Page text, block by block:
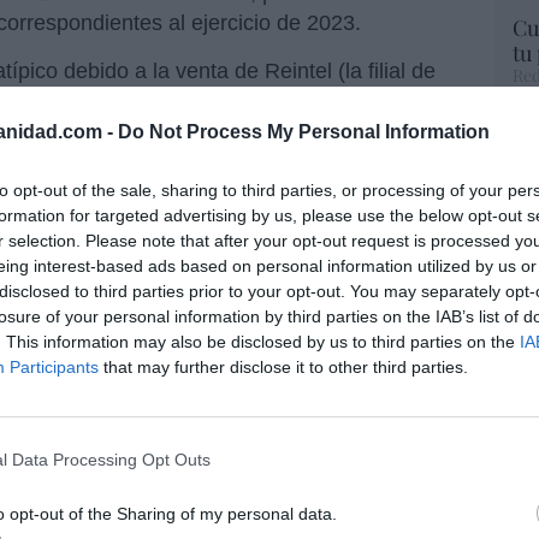
- Do Not Process My Personal Information
opt-out of the sale, sharing to third parties, or processing of your
for targeted advertising by us, please use the below opt-out
selection. Please note that after your opt-out request is processed
interest-based ads based on personal information utilized by us
to third parties prior to your opt-out. You may separately
of your personal information by third parties on the IAB’s list of
This information may also be disclosed by us to third parties on the
Participants that may further disclose it to other third parties.
Data Processing Opt Outs
opt-out of the Sharing of my personal data.
al ejercicio de 2023.
debido a la venta de Reintel (la filial de
KKR por 995 millones, el consenso de
1.522 millonesde euros y un beneficio
desde queBeatriz Corredor accediera a la
ahora cuatro años, tras la dimisión de Jordi
a la evolución de las acciones: en
euros. Es decir, ahora valen un 27%
la compañía ha crecido un
de euros
tu